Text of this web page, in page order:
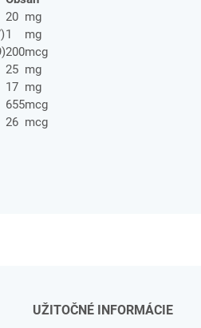
20 mg
1
mg
200mcg
25 mg
17 mg
655mcg
26 mcg
UŽITOČNÉ INFORMÁCIE